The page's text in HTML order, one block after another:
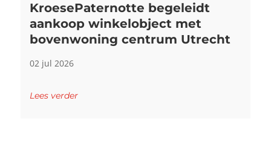
KroesePaternotte begeleidt
aankoop winkelobject met
bovenwoning centrum Utrecht
02 jul 2026
Lees verder